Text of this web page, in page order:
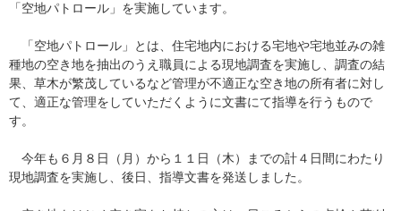
「空地パトロール」を実施しています。
「空地パトロール」とは、住宅地内における宅地や宅地並みの雑
種地の空き地を抽出のうえ職員による現地調査を実施し、調査の結
果、草木が繁茂しているなど管理が不適正な空き地の所有者に対し
て、適正な管理をしていただくように文書にて指導を行うもので
す。
今年も６月８日（月）から１１日（木）までの計４日間にわたり
現地調査を実施し、後日、指導文書を発送しました。